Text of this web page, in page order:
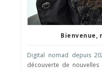
Bienvenue,
Digital nomad depuis
découverte de